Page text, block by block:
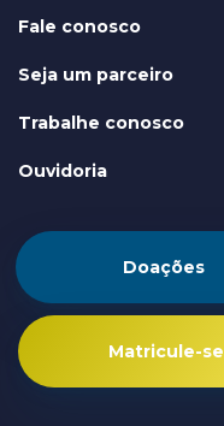
Fale conosco
Seja um parceiro
Trabalhe conosco
Ouvidoria
Doações
Matricule-se